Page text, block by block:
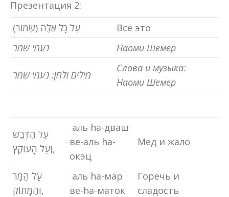
Презентация 2:
(שְמוֹר) עַל כָּל אֵלֶּה
Всё это
נעמי שמר
Наоми Шемер
מילים ולחן: נעמי שמר
Слова и музыка:
Наоми Шемер
עַל הַדְּבַשׁ
וְעַל הָעוֹקֶץ,
аль hа-дваш
ве-аль hа-
окэц
Мед и жало
עַל הַמַּר
וְהַמָּתוֹק,
аль hа-мар
ве-hа-маток
Горечь и
сладость